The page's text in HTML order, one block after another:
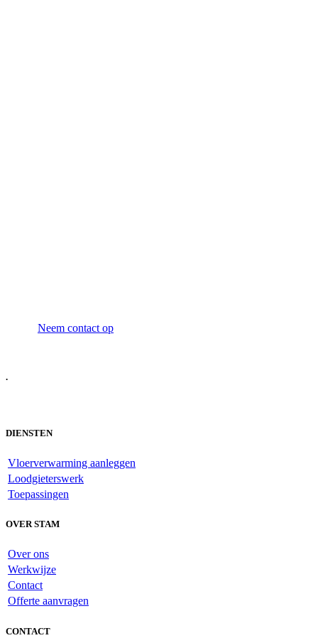
Neem contact op
.
DIENSTEN
Vloerverwarming aanleggen
Loodgieterswerk
Toepassingen
OVER STAM
Over ons
Werkwijze
Contact
Offerte aanvragen
CONTACT